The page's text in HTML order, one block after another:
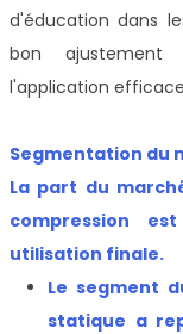
d'éducation dans
bon ajustement
l'application
Segmentation du
La part du
compression
utilisation finale.
Le segment
statique a